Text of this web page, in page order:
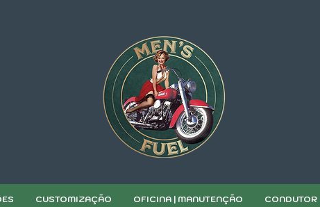
CUSTOMIZAÇÃO OFICINA | MANUTENÇÃO CONDUTOR